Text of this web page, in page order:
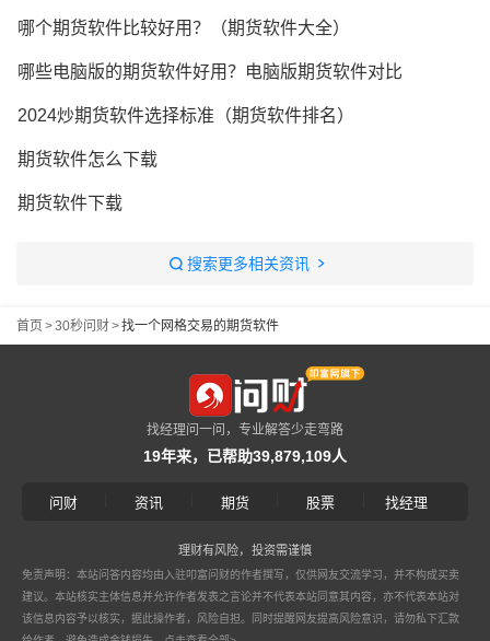
哪个期货软件比较好用？（期货软件大全）
哪些电脑版的期货软件好用？电脑版期货软件对比
2024炒期货软件选择标准（期货软件排名）
期货软件怎么下载
期货软件下载
搜索更多相关资讯
首页 >30秒问财>找一个网格交易的期货软件
找经理问一问，专业解答少走弯路
19年来，已帮助39,879,109人
问财 资讯 期货 股票 找经理
理财有风险，投资需谨慎
免责声明：本站问答内容均由入驻叩富问财的作者撰写，仅供网友交流学习，并不构成买卖
建议。本站核实主体信息并允许作者发表之言论并不代表本站同意其内容，亦不代表本站对
该信息内容予以核实，据此操作者，风险自担。同时提醒网友提高风险意识，请勿私下汇款